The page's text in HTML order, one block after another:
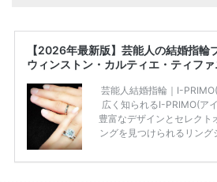
【2026年最新版】芸能人の結婚指輪
ウィンストン・カルティエ・ティフ
芸能人結婚指輪｜I-
広く知られるI-PRIMO(ア
豊富なデザインとセレクト
ングを見つけられるリング
入が可能♩ コスパ的にも